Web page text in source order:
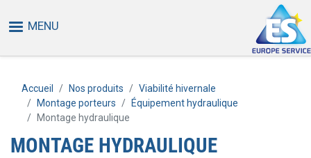
principal
MENU
Accueil Nos produits
Viabilité hivernale
Montage porteurs
Équipement hydraulique
Montage hydraulique
MONTAGE HYDRAULIQUE